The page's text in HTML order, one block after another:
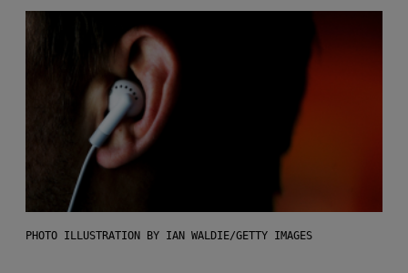
PHOTO ILLUSTRATION BY IAN WALDIE/GETTY IMAGES